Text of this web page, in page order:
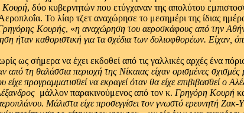
Κουρή, δύο κυβερνητών που ετύγχαναν της απολύτου
Το λίαρ τζετ αναχώρησε το μεσημέρι της ίδιας
Κουρής, «η αναχώρηση του αεροσκάφους από την
ήταν καθοριστική για τα σχέδια των δολιοφθορέων. Είχαν,
ως σήμερα να έχει εκδοθεί από τις γαλλικές αρχές ένα
τη θαλάσσια περιοχή της Νίκαιας είχαν ορισμένες
προγραμματισθεί να εκραγεί όταν θα είχε επιβιβασθεί ο
­ μάλλον παρακινούμενος από τον κ. Γρηγόρη Κουρή
Μάλιστα είχε προσεγγίσει τον γνωστό ερευνητή Ζακ-